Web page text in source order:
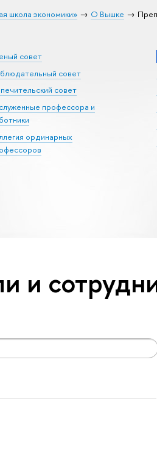
школа экономики» О Вышке
совет
совет
совет
профессора и
ординарных
и